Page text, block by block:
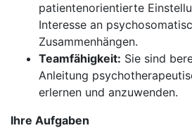
patientenorientierte
Interesse an
Zusammenhängen.
Teamfähigkeit: Sie sind
Anleitung
erlernen und anzuwenden.
Ihre Aufgaben